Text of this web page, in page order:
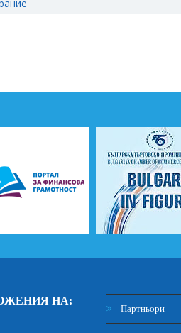
НА:
Партньори